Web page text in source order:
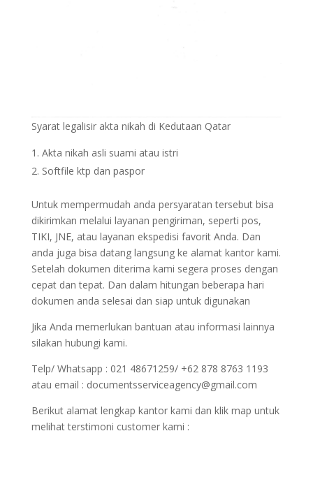
Syarat legalisir akta nikah di Kedutaan Qatar
Akta nikah asli suami atau istri
Softfile ktp dan paspor
Untuk mempermudah anda persyaratan tersebut bisa
dikirimkan melalui layanan pengiriman, seperti pos,
TIKI, JNE, atau layanan ekspedisi favorit Anda. Dan
anda juga bisa datang langsung ke alamat kantor kami.
Setelah dokumen diterima kami segera proses dengan
cepat dan tepat. Dan dalam hitungan beberapa hari
dokumen anda selesai dan siap untuk digunakan
Jika Anda memerlukan bantuan atau informasi lainnya
silakan hubungi kami.
Telp/ Whatsapp : 021 48671259/ +62 878 8763 1193
atau email : documentsserviceagency@gmail.com
Berikut alamat lengkap kantor kami dan klik map untuk
melihat terstimoni customer kami :